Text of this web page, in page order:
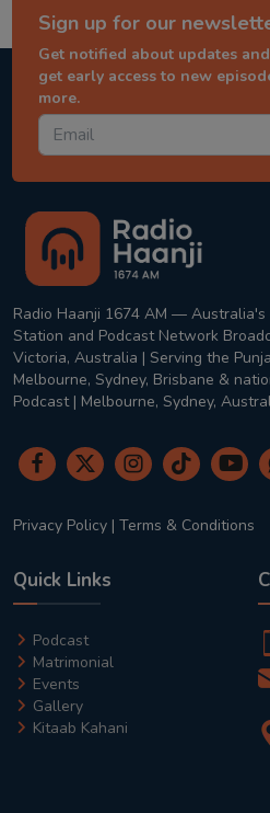
Sign up for our
Get notified about updates
get early access to new
more.
Radio Haanji 1674 AM — Australia's
Station and Podcast Network
Victoria, Australia | Serving the
Melbourne, Sydney, Brisbane &
Podcast | Melbourne, Sydney,
Privacy Policy | Terms & Conditions
Quick Links
Podcast
Matrimonial
Events
Gallery
Kitaab Kahani